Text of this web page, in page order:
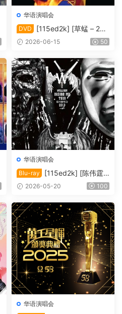
华语演唱会
DVD
[115ed2k] [草蜢 – 25
周年演唱会2010 Karaoke][IS
2026-06-15 50
华语演唱会
Blu-ray
[115ed2k] [陈伟霆“I
nside Me”巡回演唱会][Blura
1][ISO/63.91 GiB]
2026-05-20 100
华语演唱会